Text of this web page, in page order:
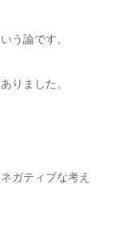
う論です。
りました。
ガティブな考え